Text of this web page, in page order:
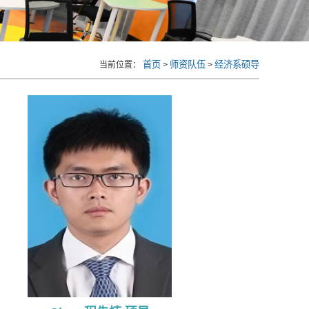
当前位置： 首页 > 师资队伍 > 经济系硕导